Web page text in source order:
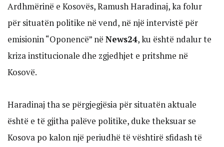
Ardhmërinë e Kosovës, Ramush Haradinaj, ka folur
për situatën politike në vend, në një intervistë për
emisionin “Oponencë” në News24, ku është ndalur te
kriza institucionale dhe zgjedhjet e pritshme në
Kosovë.
Haradinaj tha se përgjegjësia për situatën aktuale
është e të gjitha palëve politike, duke theksuar se
Kosova po kalon një periudhë të vështirë sfidash të